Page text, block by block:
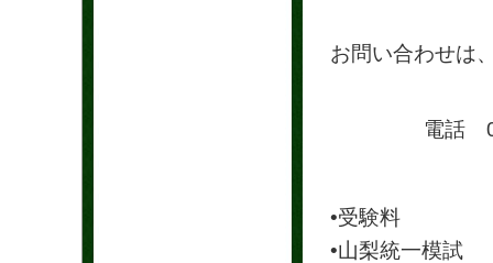
お問い合わせは
電話
•受験料
•山梨統一模